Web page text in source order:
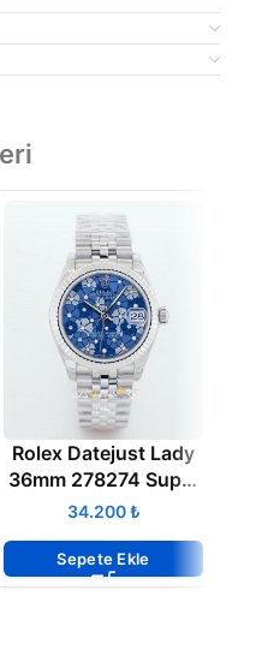
Rolex Datejust Lady
36mm 278274 Super
Clone Eta
₺
Sepete Ekle